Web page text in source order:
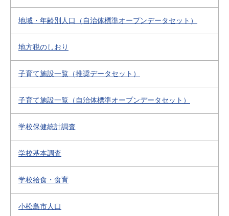
地域・年齢別人口（自治体標準オープンデータセット）
地方税のしおり
子育て施設一覧（推奨データセット）
子育て施設一覧（自治体標準オープンデータセット）
学校保健統計調査
学校基本調査
学校給食・食育
小松島市人口